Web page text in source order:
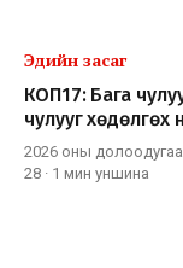
Эдийн засаг
КОП17: Бага
чулууг хөдөлгөх
2026 оны
28 · 1 мин уншина